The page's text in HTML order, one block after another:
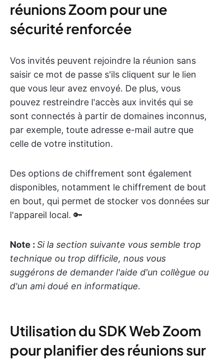
réunions Zoom pour une
sécurité renforcée
Vos invités peuvent rejoindre la réunion sans
saisir ce mot de passe s'ils cliquent sur le lien
que vous leur avez envoyé. De plus, vous
pouvez restreindre l'accès aux invités qui se
sont connectés à partir de domaines inconnus,
par exemple, toute adresse e-mail autre que
celle de votre institution.
Des options de chiffrement sont également
disponibles, notamment le chiffrement de bout
en bout, qui permet de stocker vos données sur
l'appareil local. 🔑
Note : Si la section suivante vous semble trop
technique ou trop difficile, nous vous
suggérons de demander l'aide d'un collègue ou
d'un ami doué en informatique.
Utilisation du SDK Web Zoom
pour planifier des réunions sur